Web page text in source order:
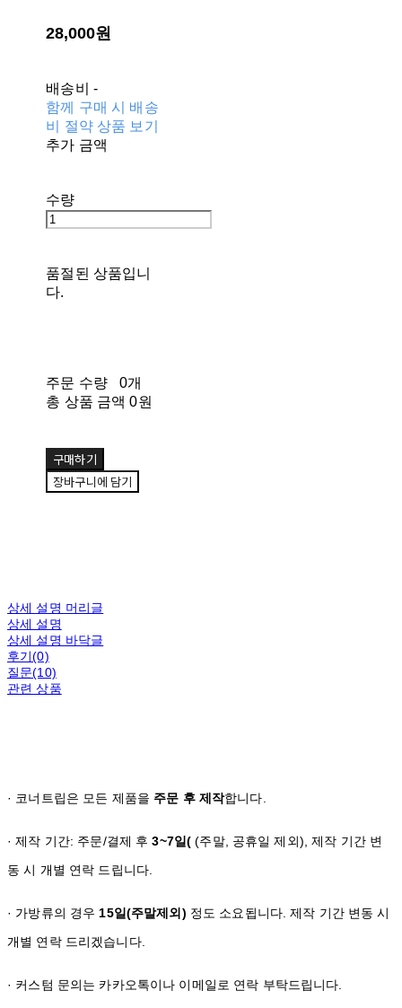
28,000원
배송비 -
함께 구매 시 배송
비 절약 상품 보기
추가 금액
수량
품절된 상품입니
다.
주문 수량
0개
총 상품 금액 0원
구매하기
장바구니에 담기
상세 설명 머리글
상세 설명
상세 설명 바닥글
후기(0)
질문(10)
관련 상품
· 코너트립은 모든 제품을 주문 후 제작합니다.
· 제작 기간: 주문/결제 후3~7일( (주말, 공휴일 제외), 제작 기간 변
동 시 개별 연락 드립니다.
· 가방류의 경우 15일(주말제외) 정도 소요됩니다. 제작 기간 변동 시
개별 연락 드리겠습니다.
· 커스텀 문의는 카카오톡이나 이메일로 연락 부탁드립니다.